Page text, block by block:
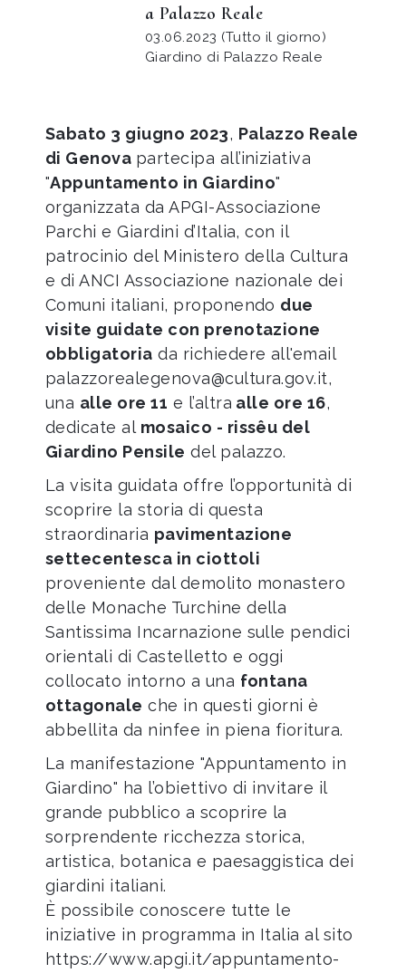
a Palazzo Reale
03.06.2023 (Tutto il giorno)
Giardino di Palazzo Reale
Sabato 3 giugno 2023, Palazzo Reale
di Genova partecipa all’iniziativa
"Appuntamento in Giardino"
organizzata da APGI-Associazione
Parchi e Giardini d’Italia, con il
patrocinio del Ministero della Cultura
e di ANCI Associazione nazionale dei
Comuni italiani, proponendo due
visite guidate con prenotazione
obbligatoria da richiedere all'email
palazzorealegenova@cultura.gov.it,
una alle ore 11 e l’altra alle ore 16,
dedicate al mosaico - rissêu del
Giardino Pensile del palazzo.
La visita guidata offre l’opportunità di
scoprire la storia di questa
straordinaria pavimentazione
settecentesca in ciottoli
proveniente dal demolito monastero
delle Monache Turchine della
Santissima Incarnazione sulle pendici
orientali di Castelletto e oggi
collocato intorno a una fontana
ottagonale che in questi giorni è
abbellita da ninfee in piena fioritura.
La manifestazione "Appuntamento in
Giardino" ha l’obiettivo di invitare il
grande pubblico a scoprire la
sorprendente ricchezza storica,
artistica, botanica e paesaggistica dei
giardini italiani.
È possibile conoscere tutte le
iniziative in programma in Italia al sito
https://www.apgi.it/appuntamento-